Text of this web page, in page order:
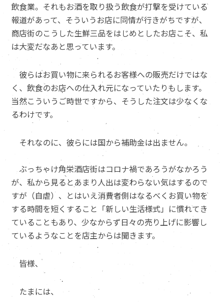
飲食業。それもお酒を取り扱う飲食が打撃を受けている
報道があって、そういうお店に同情が行きがちですが、
商店街のこうした生鮮三品をはじめとしたお店こそ、私
は大変だなあと思っています。
彼らはお買い物に来られるお客様への販売だけではな
く、飲食のお店への仕入れ元になっていたりもします。
当然こういうご時世ですから、そうした注文は少なくな
るわけです。
それなのに、彼らには国から補助金は出ません。
ぶっちゃけ角栄酒店街はコロナ禍であろうがなかろう
が、私から見るとあまり人出は変わらない気はするので
すが（自虐）、とはいえ消費者側はなるべくお買い物を
する時間を短くすること「新しい生活様式」に慣れてき
ていることもあり、少なからず日々の売り上げに影響し
ているようなことを店主からは聞きます。
皆様、
たまには、